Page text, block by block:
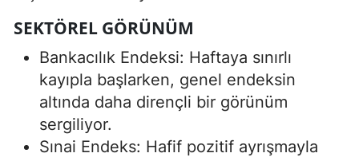
SEKTÖREL GÖRÜNÜM
Bankacılık Endeksi: Haftaya sınırlı
kayıpla başlarken, genel endeksin
altında daha dirençli bir görünüm
sergiliyor.
Sınai Endeks: Hafif pozitif ayrışmayla